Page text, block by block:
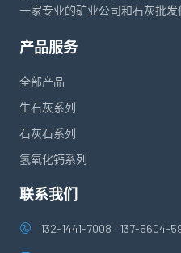
一家专业的矿业公司和石灰批
产品服务
全部产品
生石灰系列
石灰石系列
氢氧化钙系列
联系我们
132-1441-7008 137-5604-